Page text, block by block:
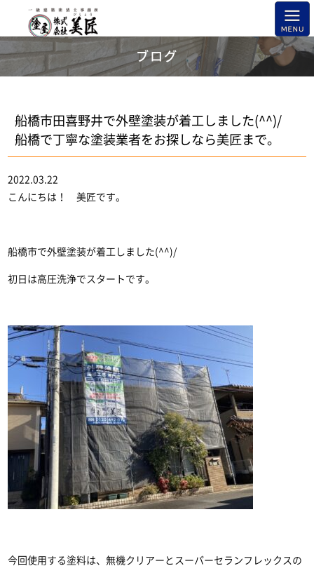
ブログ
船橋市田喜野井で外壁塗装が着工しました(^^)/
船橋で丁寧な塗装業者をお探しなら美匠まで。
2022.03.22
こんにちは！ 美匠です。
船橋市で外壁塗装が着工しました(^^)/
初日は高圧洗浄でスタートです。
今回使用する塗料は、無機クリアーとスーパーセランフレックスの